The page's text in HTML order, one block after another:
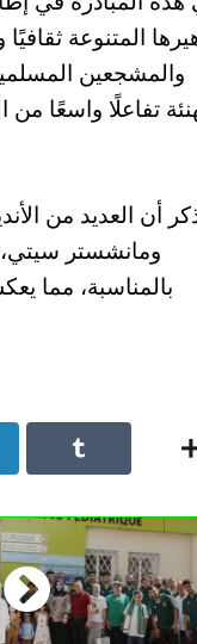
المتنوعة ثقافيًا
والمشجعين
تفاعلًا واسعًا من
أن العديد من
ومانشستر
بالمناسبة، مما